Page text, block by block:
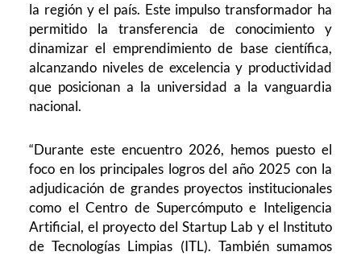
la región y el país. Este impulso transformador ha
permitido la transferencia de conocimiento y
dinamizar el emprendimiento de base científica,
alcanzando niveles de excelencia y productividad
que posicionan a la universidad a la vanguardia
nacional.
“Durante este encuentro 2026, hemos puesto el
foco en los principales logros del año 2025 con la
adjudicación de grandes proyectos institucionales
como el Centro de Supercómputo e Inteligencia
Artificial, el proyecto del Startup Lab y el Instituto
de Tecnologías Limpias (ITL). También sumamos